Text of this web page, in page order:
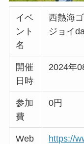
イベ
ント
名
西熱海
ジョイ
開催
日時
2024年
参加
費
0円
Web
https://